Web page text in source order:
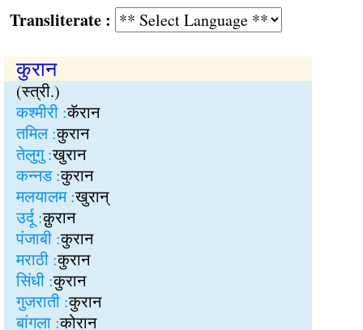
:
कुरान
(स्त्री.)
कश्मीरी :कॅरान
तमिल :कुरान
तेलुगु :खुरान
कन्नड :कुरान
मलयालम :खुरान्
उर्दू :क़ुरान
पंजाबी :कुरान
मराठी :कुरान
सिंधी :कुरान
गुजराती :कुरान
बांगला :कोरान